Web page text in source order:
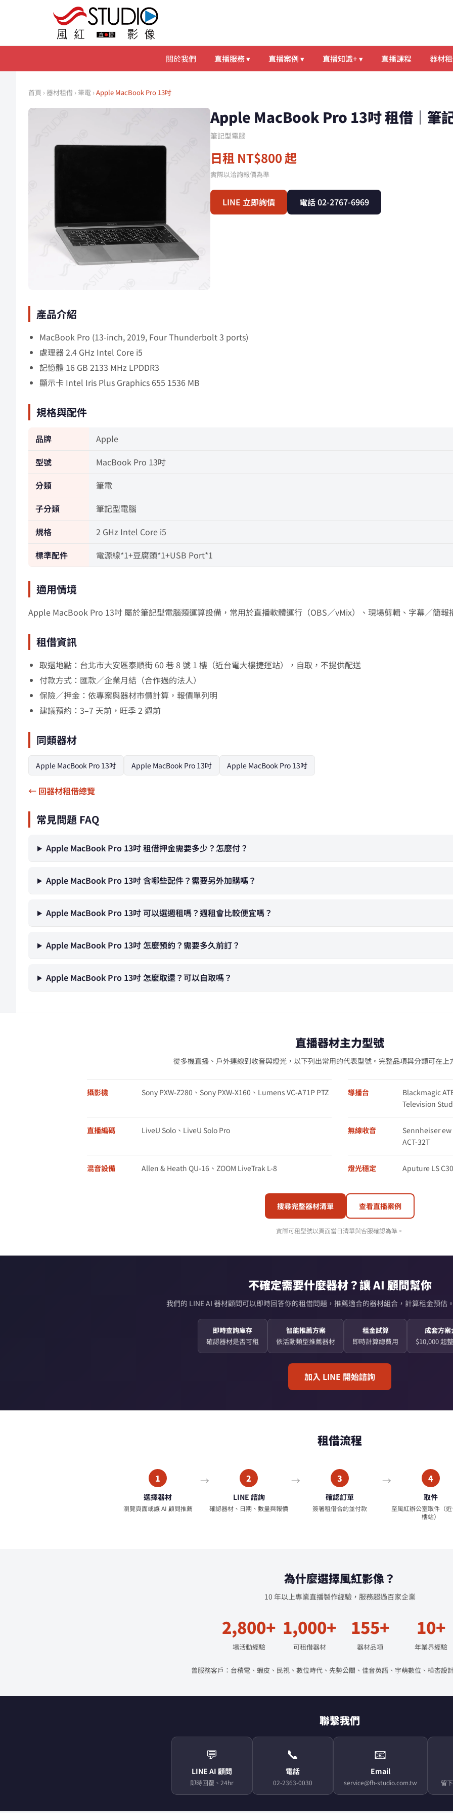
關於我們 直播服務 ▾ 直播案例 ▾ 直播知識+ ▾ 直播課程 器材
首頁 ›器材租借 ›筆電 ›Apple MacBook Pro 13吋
Apple MacBook Pro 13吋 租借｜筆
筆記型電腦
日租 NT$800 起
實際以洽詢報價為準
LINE 立即詢價 電話 02-2767-6969
產品介紹
MacBook Pro (13-inch, 2019, Four Thunderbolt 3 ports)
處理器 2.4 GHz Intel Core i5
記憶體 16 GB 2133 MHz LPDDR3
顯示卡 Intel Iris Plus Graphics 655 1536 MB
規格與配件
品牌
Apple
型號
MacBook Pro 13吋
分類
筆電
子分類
筆記型電腦
規格
2 GHz Intel Core i5
標準配件
電源線*1+豆腐頭*1+USB Port*1
適用情境
Apple MacBook Pro 13吋 屬於筆記型電腦類運算設備，常用於直播軟體運行（OBS／vMix）、現場剪輯、字幕／簡報
租借資訊
取還地點：台北市大安區泰順街 60 巷 8 號 1 樓（近台電大樓捷運站），自取，不提供配送
付款方式：匯款／企業月結（合作過的法人）
保險／押金：依專案與器材市價計算，報價單列明
建議預約：3–7 天前，旺季 2 週前
同類器材
Apple MacBook Pro 13吋 Apple MacBook Pro 13吋 Apple MacBook Pro 13吋
← 回器材租借總覽
常見問題 FAQ
Apple MacBook Pro 13吋 租借押金需要多少？怎麼付？
Apple MacBook Pro 13吋 含哪些配件？需要另外加購嗎？
Apple MacBook Pro 13吋 可以選週租嗎？週租會比較便宜嗎？
Apple MacBook Pro 13吋 怎麼預約？需要多久前訂？
Apple MacBook Pro 13吋 怎麼取還？可以自取嗎？
直播器材主力型號
從多機直播、戶外連線到收音與燈光，以下列出常用的代表型號。完整品項與分類可在上
攝影機 Sony PXW-Z280、Sony PXW-X160、Lumens VC-A71P PTZ 導播台
Blackmagic
Television
直播編碼 LiveU Solo、LiveU Solo Pro 無線收音
Sennheiser ew
ACT-32T
混音設備 Allen & Heath QU-16、ZOOM LiveTrak L-8 燈光穩定 Aputure LS
搜尋完整器材清單 查看直播案例
實際可租型號以頁面當日清單與客服確認為準。
不確定需要什麼器材？讓 AI 顧問幫你
我們的 LINE AI 器材顧問可以即時回答你的租借問題，推薦適合的器材組合，計算租金預估
即時查詢庫存
確認器材是否可租
智能推薦方案
依活動類型推薦器材
租金試算
即時計算總費用
成套方案
$10,000 起
加入 LINE 開始諮詢
租借流程
1
選擇器材
瀏覽頁面或讓 AI 顧問推薦
2
LINE 諮詢
確認器材、日期、數量與報價
3
確認訂單
簽署租借合約並付款
4
取件
至風紅辦公室取件（
樓站）
為什麼選擇風紅影像？
10 年以上專業直播製作經驗，服務超過百家企業
2,800+
場活動經驗
1,000+
可租借器材
155+
器材品項
10+
年業界經驗
曾服務客戶：台積電、蝦皮、民視、數位時代、先勢公關、佳音英語、宇萌數位、樺杏設
聯繫我們
💬
LINE AI 顧問
即時回覆、24hr
📞
電話
02-2363-0030
📧
Email
service@fh-studio.com.tw 留